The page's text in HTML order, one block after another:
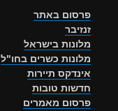
פרסום באתר
זנזיבר
מלונות בישראל
מלונות כשרים בחו"ל
אינדקס תיירות
חדשות טובות
פרסום מאמרים